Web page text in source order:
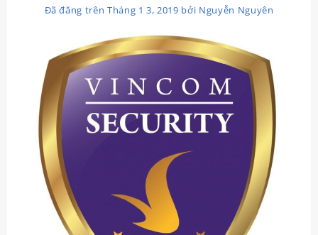
Đã đăng trên Tháng 1 3, 2019 bởi Nguyễn Nguyên